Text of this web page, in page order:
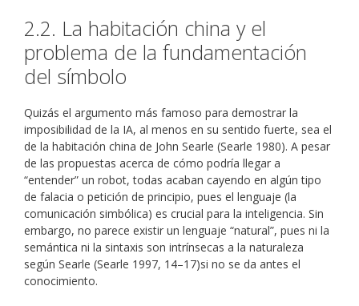
2.2. La habitación china y el
problema de la fundamentación
del símbolo
Quizás el argumento más famoso para demostrar la
imposibilidad de la IA, al menos en su sentido fuerte, sea el
de la habitación china de John Searle (Searle 1980). A pesar
de las propuestas acerca de cómo podría llegar a
“entender” un robot, todas acaban cayendo en algún tipo
de falacia o petición de principio, pues el lenguaje (la
comunicación simbólica) es crucial para la inteligencia. Sin
embargo, no parece existir un lenguaje “natural”, pues ni la
semántica ni la sintaxis son intrínsecas a la naturaleza
según Searle (Searle 1997, 14–17)si no se da antes el
conocimiento.